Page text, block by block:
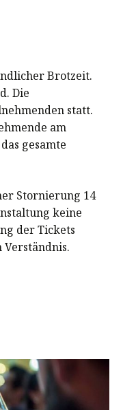
Brotzeit.
Die
statt.
am
gesamte
Stornierung 14
keine
der Tickets